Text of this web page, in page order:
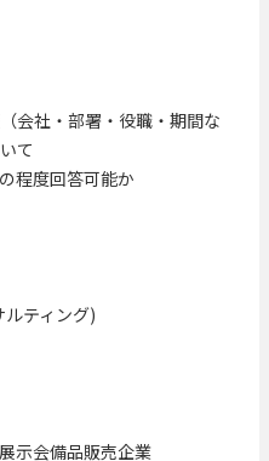
会社・部署・役職・期間な
て
程度回答可能か
ティング)
示会備品販売企業